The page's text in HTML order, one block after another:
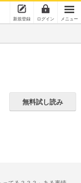
新規登録 ログイン メニュー
無料試し読み